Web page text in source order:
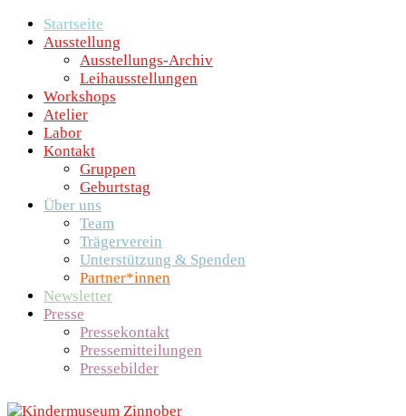
Startseite
Ausstellung
Ausstellungs-Archiv
Leihausstellungen
Workshops
Atelier
Labor
Kontakt
Gruppen
Geburtstag
Über uns
Team
Trägerverein
Unterstützung & Spenden
Partner*innen
Newsletter
Presse
Pressekontakt
Pressemitteilungen
Pressebilder